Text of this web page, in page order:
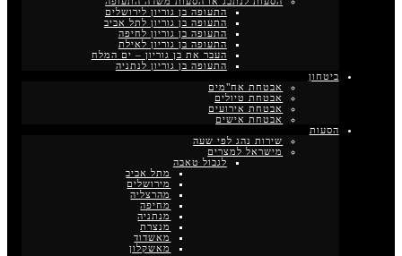
התעופה בן גוריון לירושלים
התעופה בן גוריון לתל אביב
התעופה בן גוריון לחיפה
התעופה בן גוריון לאילת
העבר את בן גוריון – ים המלח
התעופה בן גוריון לנתניה
ביטחון
אבטחת אח"מים
אבטחת טיולים
אבטחת אירועים
אבטחת אישים
הסעות
שירות נהג לפי שעה
מישראל למצרים
לגבול טאבה
מתל אביב
מירושלים
מהרצליה
מחיפה
מנתניה
מנצרת
מאשדוד
מאשקלון